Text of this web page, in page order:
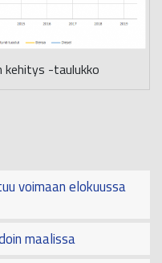
kehitys -taulukko
voimaan elokuussa
maalissa